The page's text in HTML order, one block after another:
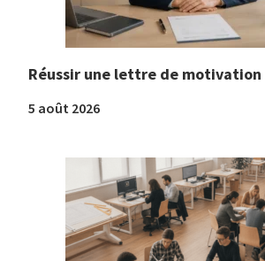
Réussir une lettre de
5 août 2026